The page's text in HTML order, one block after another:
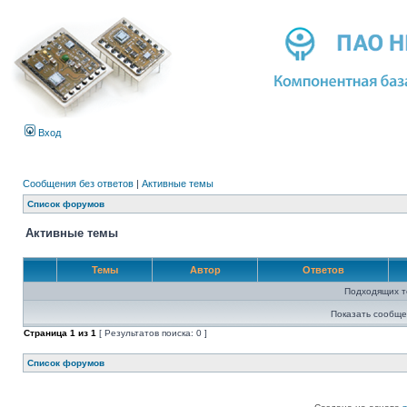
Вход
Сообщения без ответов | Активные темы
Список форумов
Активные темы
Темы Автор Ответов
Подходящих
Показать
Страница 1 из 1 [ Результатов поиска: 0 ]
Список форумов